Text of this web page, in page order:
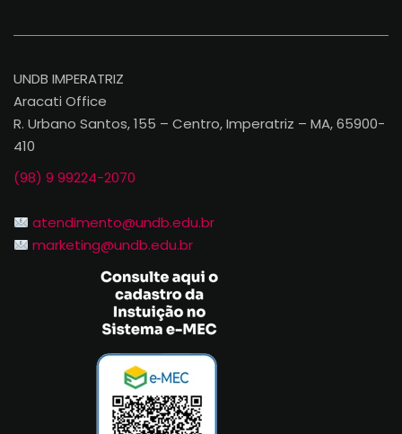
UNDB IMPERATRIZ
Aracati Office
R. Urbano Santos, 155 – Centro, Imperatriz – MA, 65900-
410
(98) 9 99224-2070
atendimento@undb.edu.br
marketing@undb.edu.br